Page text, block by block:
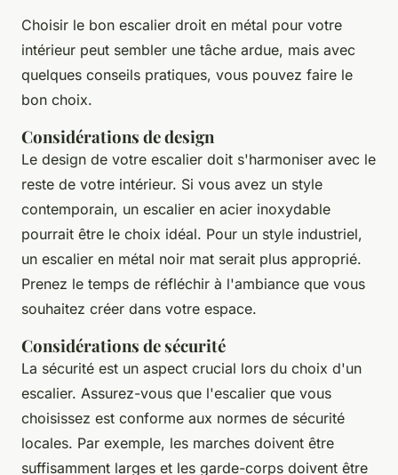
Choisir le bon escalier droit en métal pour votre
intérieur peut sembler une tâche ardue, mais avec
quelques conseils pratiques, vous pouvez faire le
bon choix.
Considérations de design
Le design de votre escalier doit s'harmoniser avec le
reste de votre intérieur. Si vous avez un style
contemporain, un escalier en acier inoxydable
pourrait être le choix idéal. Pour un style industriel,
un escalier en métal noir mat serait plus approprié.
Prenez le temps de réfléchir à l'ambiance que vous
souhaitez créer dans votre espace.
Considérations de sécurité
La sécurité est un aspect crucial lors du choix d'un
escalier. Assurez-vous que l'escalier que vous
choisissez est conforme aux normes de sécurité
locales. Par exemple, les marches doivent être
suffisamment larges et les garde-corps doivent être